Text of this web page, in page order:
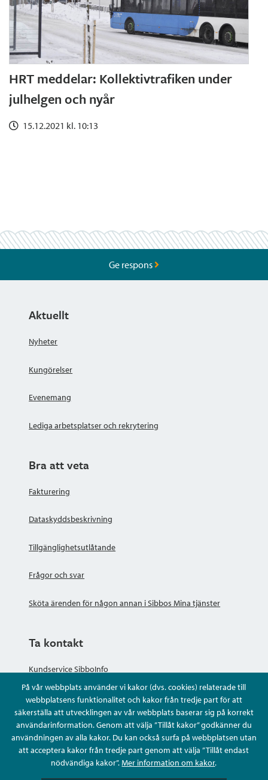
HRT meddelar: Kollektivtrafiken under
julhelgen och nyår
15.12.2021 kl. 10:13
På vår webbplats använder vi kakor (dvs. cookies) relaterade till
webbplatsens funktionalitet och kakor från tredje part för att
säkerställa att utvecklingen av vår webbplats baserar sig på korrekt
användarinformation. Genom att välja ”Tillåt kakor” godkänner du
användningen av alla kakor. Du kan också surfa på webbplatsen utan
att acceptera kakor från tredje part genom att välja ”Tillåt endast
nödvändiga kakor”.Mer information om kakor.
Ge respons
Aktuellt
Nyheter
Kungörelser
Evenemang
Lediga arbetsplatser och rekrytering
Bra att veta
Fakturering
Dataskyddsbeskrivning
Tillgänglighetsutlåtande
Frågor och svar
Sköta ärenden för någon annan i Sibbos Mina tjänster
Ta kontakt
Kundservice SibboInfo
Ge anonym respons
Ställ en fråga eller sköta ditt ärende
Kontaktuppgifter